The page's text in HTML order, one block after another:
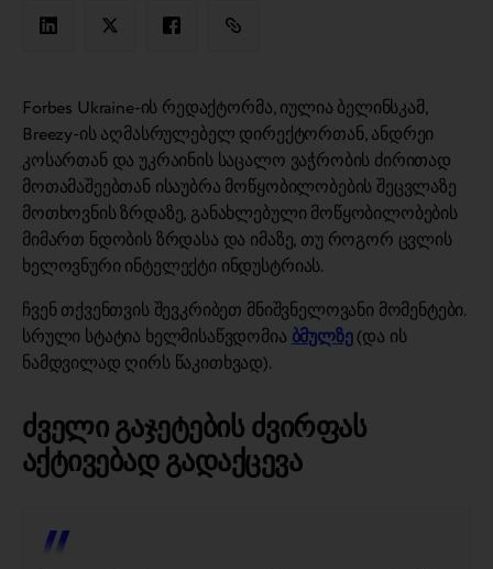
Forbes Ukraine-ის რედაქტორმა, იულია ბელინსკამ,
Breezy-ის აღმასრულებელ დირექტორთან, ანდრეი
კოსართან და უკრაინის საცალო ვაჭრობის ძირითად
მოთამაშეებთან ისაუბრა მოწყობილობების შეცვლაზე
მოთხოვნის ზრდაზე, განახლებული მოწყობილობების
მიმართ ნდობის ზრდასა და იმაზე, თუ როგორ ცვლის
ხელოვნური ინტელექტი ინდუსტრიას.
ჩვენ თქვენთვის შევკრიბეთ მნიშვნელოვანი მომენტები.
სრული სტატია ხელმისაწვდომია ბმულზე(და ის
ნამდვილად ღირს წაკითხვად).
ძველი გაჯეტების ძვირფას
აქტივებად გადაქცევა